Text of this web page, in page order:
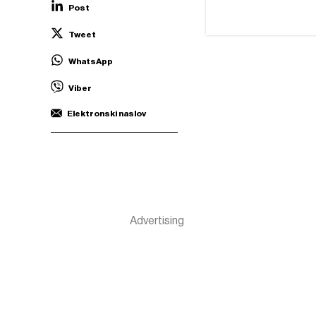
Post
Tweet
WhatsApp
Viber
Elektronski naslov